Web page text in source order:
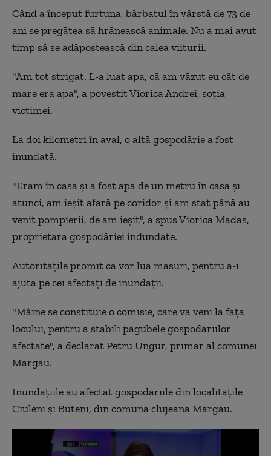
Când a început furtuna, bărbatul în vârstă de 73 de
ani se pregătea să hrănească animale. Nu a mai avut
timp să se adăpostească din calea viiturii.
"Am tot strigat. L-a luat apa, că am văzut eu cât de
mare era apa", a povestit Viorica Andrei, soţia
victimei.
La doi kilometri în aval, o altă gospodărie a fost
inundată.
"Eram în casă şi a fost apa de un metru în casă şi
atunci, am ieşit afară pe coridor şi am stat până au
venit pompierii, de am ieșit", a spus Viorica Madas,
proprietara gospodăriei indundate.
Autorităţile promit că vor lua măsuri, pentru a-i
ajuta pe cei afectaţi de inundaţii.
"Mâine se constituie o comisie, care va veni la faţa
locului, pentru a stabili pagubele gospodăriilor
afectate", a declarat Petru Ungur, primar al comunei
Mărgău.
Inundaţiile au afectat gospodăriile din localităţile
Ciuleni şi Buteni, din comuna clujeană Mărgău.